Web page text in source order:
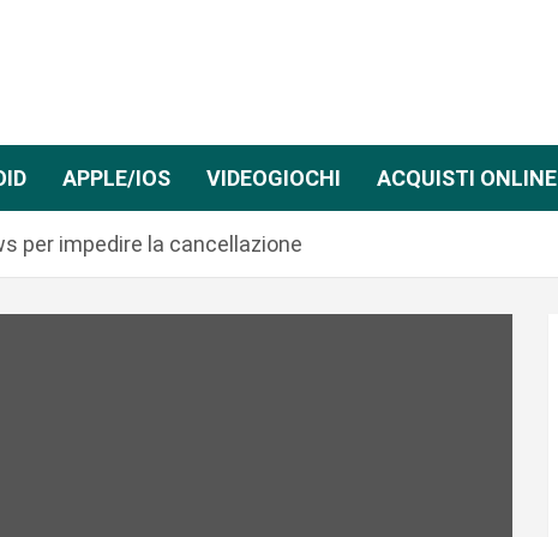
APPLE/IOS VIDEOGIOCHI ACQUISTI ONLINE
per impedire la cancellazione